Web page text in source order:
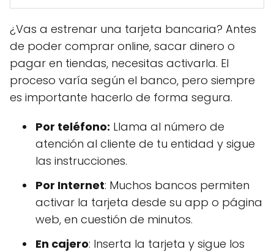
¿Vas a estrenar una tarjeta bancaria? Antes
de poder comprar online, sacar dinero o
pagar en tiendas, necesitas activarla. El
proceso varía según el banco, pero siempre
es importante hacerlo de forma segura.
Por teléfono: Llama al número de
atención al cliente de tu entidad y sigue
las instrucciones.
Por Internet: Muchos bancos permiten
activar la tarjeta desde su app o página
web, en cuestión de minutos.
En cajero: Inserta la tarjeta y sigue los